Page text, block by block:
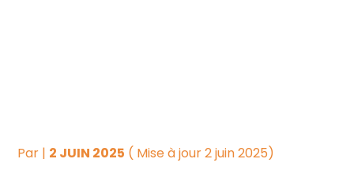
Piloter votre entreprise
documents
Par | 2 JUIN 2025 ( Mise à jour 2 juin 2025)